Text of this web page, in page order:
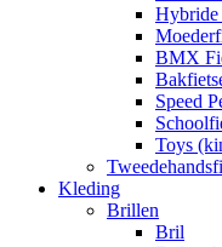
Hybride
BMX
Speed
Toys
Kleding
Brillen
Bril